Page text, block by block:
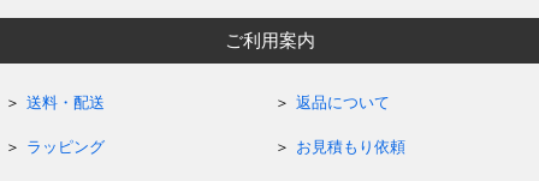
ご利用案内
送料・配送 返品について
ラッピング お見積もり依頼